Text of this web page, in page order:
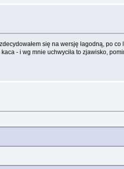
się na wersję łagodną, po
- i wg mnie uchwyciła to zjawisko,